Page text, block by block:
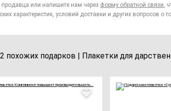
или напишите нам через форму обратной связи,
характеристик, условий доставки и других вопросов о
похожих подарков | Плакетки для